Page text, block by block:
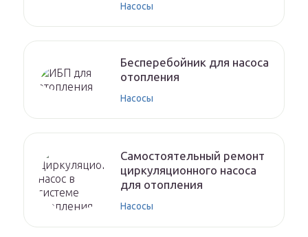
Насосы
Бесперебойник для насоса
отопления
Насосы
Самостоятельный ремонт
циркуляционного насоса
для отопления
Насосы